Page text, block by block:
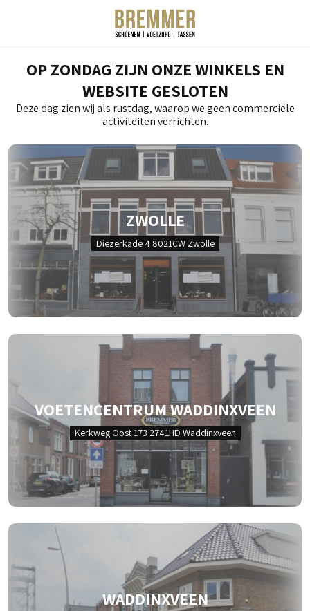
OP ZONDAG ZIJN ONZE WINKELS EN
WEBSITE GESLOTEN
Deze dag zien wij als rustdag, waarop we geen commerciële
activiteiten verrichten.
ZWOLLE
Diezerkade 4 8021CW Zwolle
VOETENCENTRUM WADDINXVEEN
Kerkweg Oost 173 2741HD Waddinxveen
WADDINXVEEN